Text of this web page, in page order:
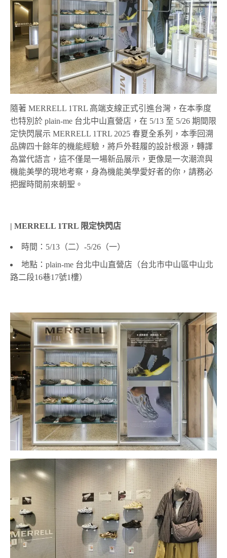
隨著 MERRELL 1TRL 高端支線正式引進台灣，在本季度
也特別於 plain-me 台北中山直營店，在 5/13 至 5/26 期間限
定快閃展示 MERRELL 1TRL 2025 春夏全系列，本季回溯
品牌四十餘年的機能經驗，將戶外鞋履的設計根源，轉譯
為當代語言，這不僅是一場新品展示，更像是一次潮流與
機能美學的現地考察，身為機能美學愛好者的你，請務必
把握時間前來朝聖。
| MERRELL 1TRL 限定快閃店
時間：5/13（二）-5/26（一）
地點：plain-me 台北中山直營店（台北市中山區中山北
路二段16巷17號1樓）